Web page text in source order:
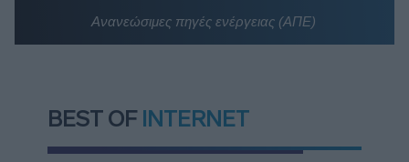
Ανανεώσιμες πηγές ενέργειας (ΑΠΕ)
BEST OF INTERNET